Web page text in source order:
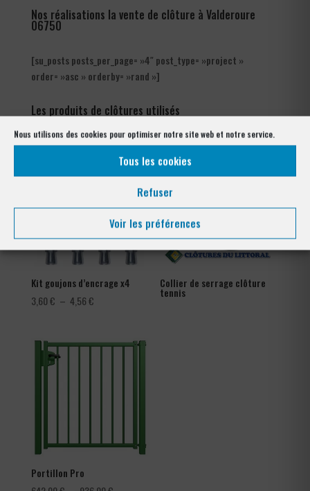
Nous utilisons des cookies pour optimiser notre site web et notre service.
Tous les cookies
Refuser
Voir les préférences
Nos réalisations la vente de clôture à Valderoure
06750
[su_posts posts_per_page= »4″ post_type= »project »
order= »asc » orderby= »rand »]
Les produits de clôtures utilisés
à Valderoure 06750
Kit goujons d’encrage x4
3,60€ – 4,56€Plage
3,60 €
Collier de serrage clôture
tennis
Portillon Pro